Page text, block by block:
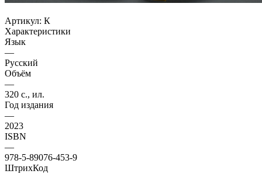
Артикул: К
Характеристики
Язык
—
Русский
Объём
—
320 с., ил.
Год издания
—
2023
ISBN
—
978-5-89076-453-9
ШтрихКод